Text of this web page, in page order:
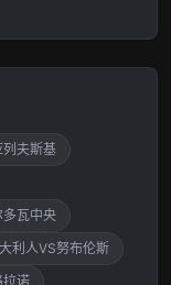
列夫斯基
瓦中央
利人VS努布伦斯
拉诺